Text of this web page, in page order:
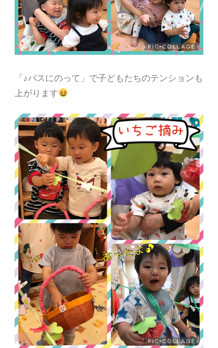
「♪バスにのって」で子どもたちのテンションも
上がります